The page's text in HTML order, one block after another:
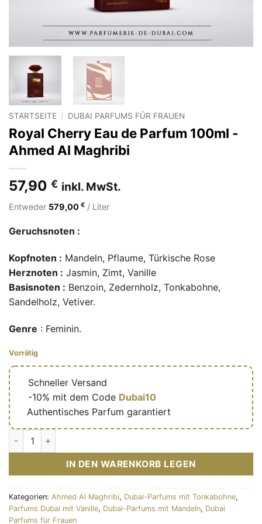
STARTSEITE / DUBAI PARFUMS FÜR FRAUEN
Royal Cherry Eau de Parfum 100ml -
Ahmed Al Maghribi
57,90 € inkl. MwSt.
Entweder 579,00 € / Liter
Geruchsnoten :
Kopfnoten : Mandeln, Pflaume, Türkische Rose
Herznoten : Jasmin, Zimt, Vanille
Basisnoten : Benzoin, Zedernholz, Tonkabohne,
Sandelholz, Vetiver.
Genre : Feminin.
Vorrätig
Schneller Versand
-10% mit dem Code Dubai10
Authentisches Parfum garantiert
Eau de parfum Royal Cherry 100ml - Ahmed Al Maghribi
IN DEN WARENKORB LEGEN
Kategorien: Ahmed Al Maghribi, Dubai-Parfums mit Tonkabohne,
Parfums Dubai mit Vanille, Dubai-Parfums mit Mandeln, Dubai
Parfums für Frauen